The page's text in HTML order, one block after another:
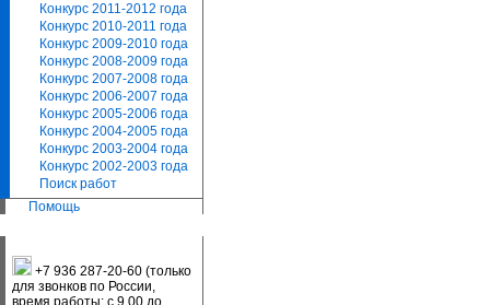
Конкурс 2011-2012 года
Конкурс 2010-2011 года
Конкурс 2009-2010 года
Конкурс 2008-2009 года
Конкурс 2007-2008 года
Конкурс 2006-2007 года
Конкурс 2005-2006 года
Конкурс 2004-2005 года
Конкурс 2003-2004 года
Конкурс 2002-2003 года
Поиск работ
Помощь
+7 936 287-20-60 (только
для звонков по России,
время работы: с 9.00 до